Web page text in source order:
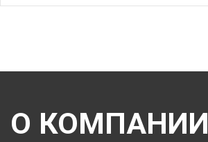
О КОМПАНИИ